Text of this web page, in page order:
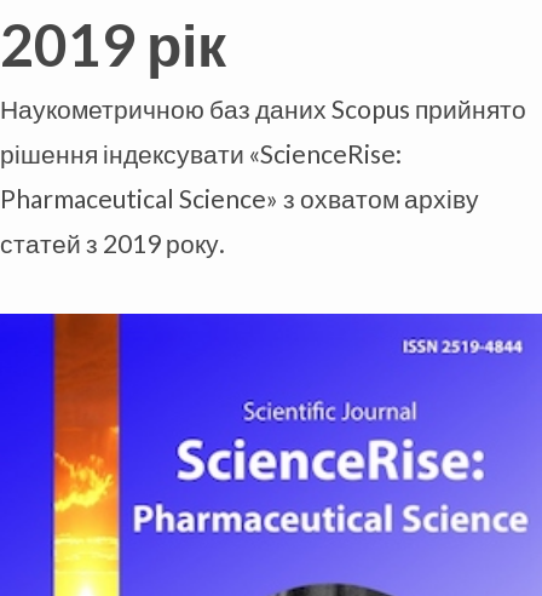
2019 рік
Наукометричною баз даних Scopus прийнято
рішення індексувати «ScienceRise:
Pharmaceutical Science» з охватом архіву
статей з 2019 року.